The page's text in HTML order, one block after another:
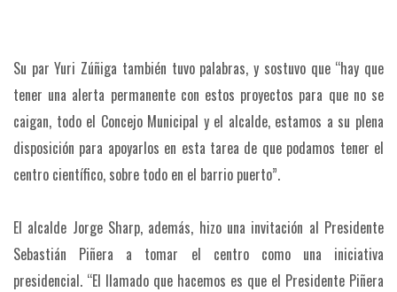
Su par Yuri Zúñiga también tuvo palabras, y sostuvo que “hay que
tener una alerta permanente con estos proyectos para que no se
caigan, todo el Concejo Municipal y el alcalde, estamos a su plena
disposición para apoyarlos en esta tarea de que podamos tener el
centro científico, sobre todo en el barrio puerto”.
El alcalde Jorge Sharp, además, hizo una invitación al Presidente
Sebastián Piñera a tomar el centro como una iniciativa
presidencial. “El llamado que hacemos es que el Presidente Piñera